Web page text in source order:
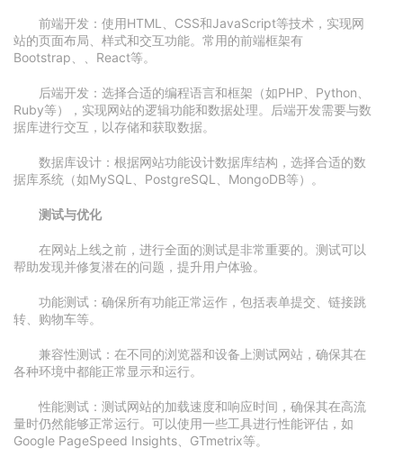
前端开发：使用HTML、CSS和JavaScript等技术，实现网
站的页面布局、样式和交互功能。常用的前端框架有
Bootstrap、、React等。
后端开发：选择合适的编程语言和框架（如PHP、Python、
Ruby等），实现网站的逻辑功能和数据处理。后端开发需要与数
据库进行交互，以存储和获取数据。
数据库设计：根据网站功能设计数据库结构，选择合适的数
据库系统（如MySQL、PostgreSQL、MongoDB等）。
测试与优化
在网站上线之前，进行全面的测试是非常重要的。测试可以
帮助发现并修复潜在的问题，提升用户体验。
功能测试：确保所有功能正常运作，包括表单提交、链接跳
转、购物车等。
兼容性测试：在不同的浏览器和设备上测试网站，确保其在
各种环境中都能正常显示和运行。
性能测试：测试网站的加载速度和响应时间，确保其在高流
量时仍然能够正常运行。可以使用一些工具进行性能评估，如
Google PageSpeed Insights、GTmetrix等。